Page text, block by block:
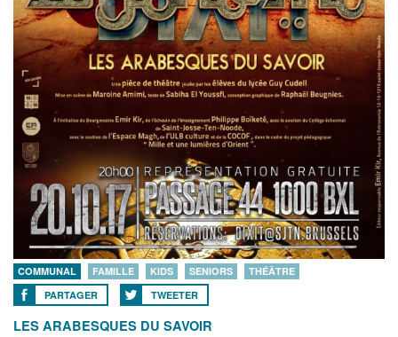
COMMUNAL FAMILLE KIDS SENIORS
THÉÂTRE
PARTAGER
TWEETER
LES ARABESQUES DU SAVOIR